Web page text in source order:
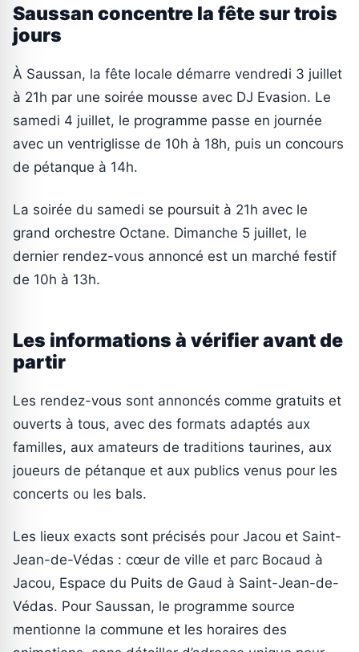
Saussan concentre la fête sur trois
jours
À Saussan, la fête locale démarre vendredi 3 juillet
à 21h par une soirée mousse avec DJ Evasion. Le
samedi 4 juillet, le programme passe en journée
avec un ventriglisse de 10h à 18h, puis un concours
de pétanque à 14h.
La soirée du samedi se poursuit à 21h avec le
grand orchestre Octane. Dimanche 5 juillet, le
dernier rendez-vous annoncé est un marché festif
de 10h à 13h.
Les informations à vérifier avant de
partir
Les rendez-vous sont annoncés comme gratuits et
ouverts à tous, avec des formats adaptés aux
familles, aux amateurs de traditions taurines, aux
joueurs de pétanque et aux publics venus pour les
concerts ou les bals.
Les lieux exacts sont précisés pour Jacou et Saint-
Jean-de-Védas : cœur de ville et parc Bocaud à
Jacou, Espace du Puits de Gaud à Saint-Jean-de-
Védas. Pour Saussan, le programme source
mentionne la commune et les horaires des